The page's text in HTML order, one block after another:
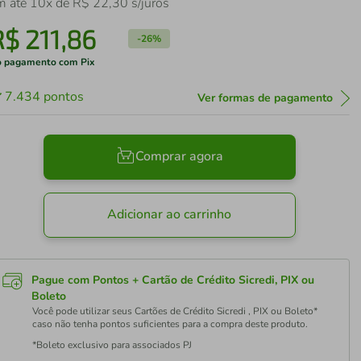
211,86 -26%
pagamento com Pix
7.434 pontos Ver formas de pagamento
Comprar agora
Adicionar ao carrinho
Pague com Pontos + Cartão de Crédito Sicredi, PIX ou
Boleto
Você pode utilizar seus Cartões de Crédito Sicredi , PIX ou Boleto*
caso não tenha pontos suficientes para a compra deste produto.
*Boleto exclusivo para associados PJ